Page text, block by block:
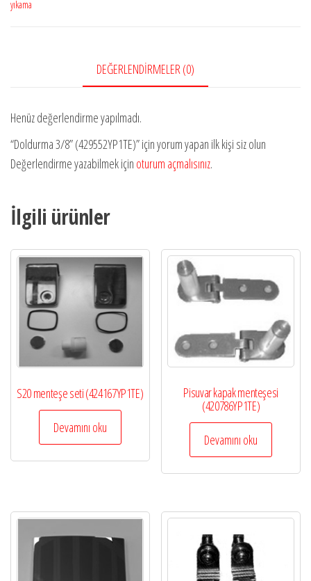
yıkama
DEĞERLENDIRMELER (0)
Henüz değerlendirme yapılmadı.
“Doldurma 3/8” (429552YP1TE)” için yorum yapan ilk kişi siz olun
Değerlendirme yazabilmek için oturum açmalısınız.
İlgili ürünler
S20 menteşe seti (424167YP1TE)
Devamını oku
Pisuvar kapak menteşesi
(420786YP1TE)
Devamını oku